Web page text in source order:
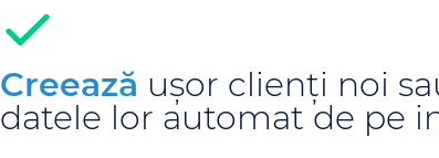
Creează ușor clienți noi
datele lor automat de pe